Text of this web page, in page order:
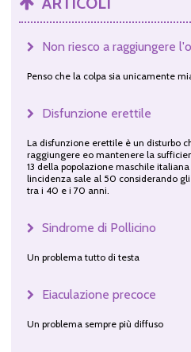
Non riesco a raggiungere
Penso che la colpa sia unicamente
Disfunzione erettile
La disfunzione erettile è un disturbo
raggiungere eo mantenere la
13 della popolazione maschile
lincidenza sale al 50 considerando
tra i 40 e i 70 anni.
Sindrome di Pollicino
Un problema tutto di testa
Eiaculazione precoce
Un problema sempre più diffuso